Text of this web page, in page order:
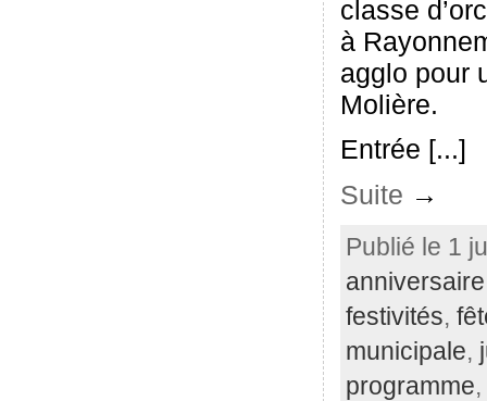
classe
à
agglo pour
Molière.
Entrée [...]
Suite →
Publié le 1
anniversaire
festivités,
municipale,
programme,